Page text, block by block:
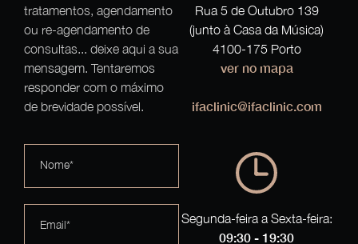
tratamentos, agendamento
ou re-agendamento de
consultas... deixe aqui a sua
mensagem. Tentaremos
responder com o máximo
de brevidade possível.
Nome*
Email*
Rua 5 de Outubro 139
(junto à Casa da Música)
4100-175 Porto
ver no mapa
ifaclinic@ifaclinic.com
Segunda-feira a Sexta-feira:
09:30 - 19:30